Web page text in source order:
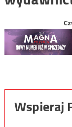
Wspieraj